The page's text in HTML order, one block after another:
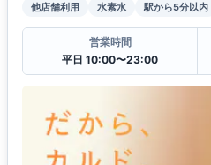
他店舗利用
水素水 駅から5分以内
営業時間
平日 10:00〜23:00